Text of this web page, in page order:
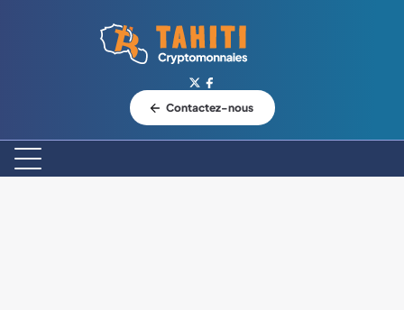
Logo Tahiti-Cryptomonnaies.com
Contactez-nous